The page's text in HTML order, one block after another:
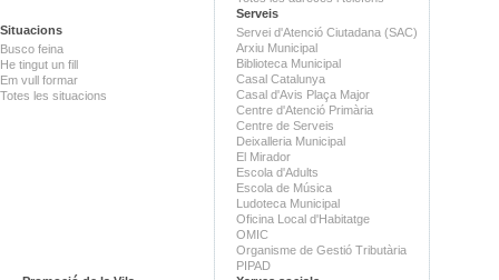
Situacions
Busco feina
He tingut un fill
Em vull formar
Totes les situacions
Serveis
Servei d'Atenció Ciutadana (SAC)
Arxiu Municipal
Biblioteca Municipal
Casal Catalunya
Casal d'Avis Plaça Major
Centre d'Atenció Primària
Centre de Serveis
Deixalleria Municipal
El Mirador
Escola d'Adults
Escola de Música
Ludoteca Municipal
Oficina Local d'Habitatge
OMIC
Organisme de Gestió Tributària
PIPAD